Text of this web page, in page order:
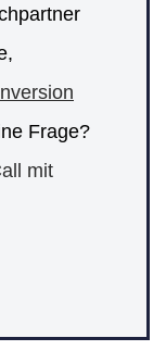
Frage?
mit